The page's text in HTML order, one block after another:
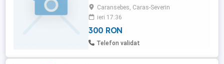
Compatibil cu toate sculele Hilti Nuron Se
poate testa înainte de cumpărare. Hilti B
12-22 Nuron, utilizate, în stare bună de
funcționare Toate sculele sunt originale
Hilti, în stare foarte bună și perfect
Caransebes, Caras-Severin
ieri 17:36
300 RON
Telefon validat